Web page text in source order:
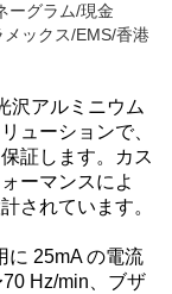
ーグラム/現金
ックス/EMS/香港
沢アルミニウム
ューションで、
証します。カス
ーマンスによ
されています。
に 25mA の電流
Hz/min、ブザ